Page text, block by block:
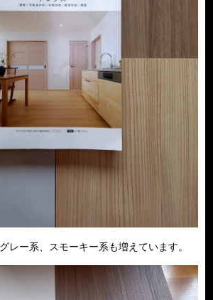
レー系、スモーキー系も増えています。